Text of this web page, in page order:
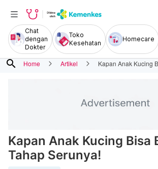
Chat
dengan
Dokter
Toko
Kesehatan
Homecare
search Home Artikel Kapan Anak Kucing
Kapan Anak Kucing Bisa
Tahap Serunya!